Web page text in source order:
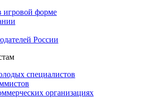
игровой форме
России
специалистов
организациях